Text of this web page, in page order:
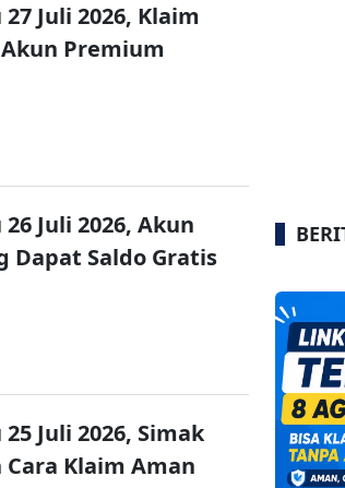
Juli 2026, Klaim
Premium
Juli 2026, Akun
Dapat Saldo Gratis
Juli 2026, Simak
Klaim Aman